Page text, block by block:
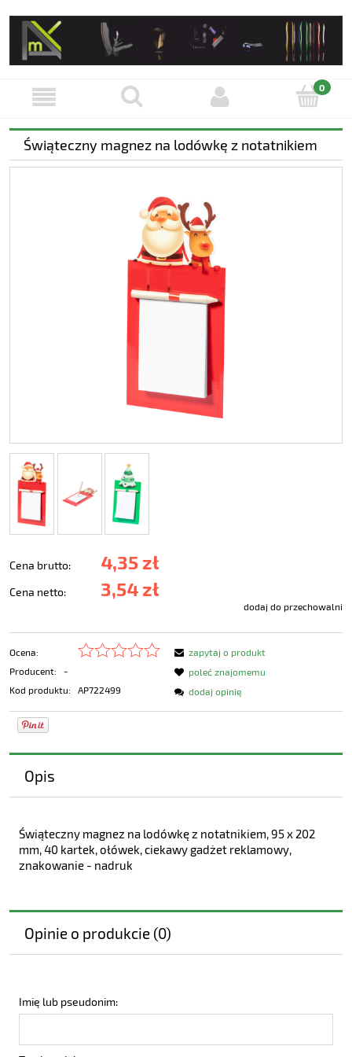
Świąteczny magnez na lodówkę z notatnikiem
Cena brutto: 4,35 zł
Cena netto: 3,54 zł
dodaj do przechowalni
Ocena:
Producent:
-
Kod produktu:
AP722499
zapytaj o produkt
poleć znajomemu
dodaj opinię
Opis
Świąteczny magnez na lodówkę z notatnikiem, 95 x 202
mm, 40 kartek, ołówek, ciekawy gadżet reklamowy,
znakowanie - nadruk
Opinie o produkcie (0)
Imię lub pseudonim: